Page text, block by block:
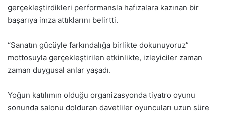
gerçekleştirdikleri performansla hafızalara kazınan bir
başarıya imza attıklarını belirtti.
“Sanatın gücüyle farkındalığa birlikte dokunuyoruz”
mottosuyla gerçekleştirilen etkinlikte, izleyiciler zaman
zaman duygusal anlar yaşadı.
Yoğun katılımın olduğu organizasyonda tiyatro oyunu
sonunda salonu dolduran davetliler oyuncuları uzun süre